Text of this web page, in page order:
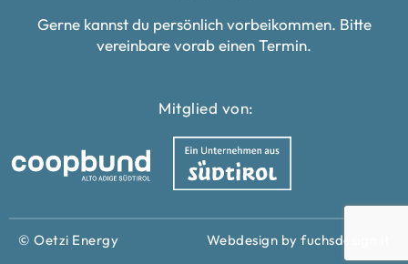
Gerne kannst du persönlich vorbeikommen. Bitte
vereinbare vorab einen Termin.
Mitglied von:
© Oetzi Energy Webdesign by fuchsdesign.it